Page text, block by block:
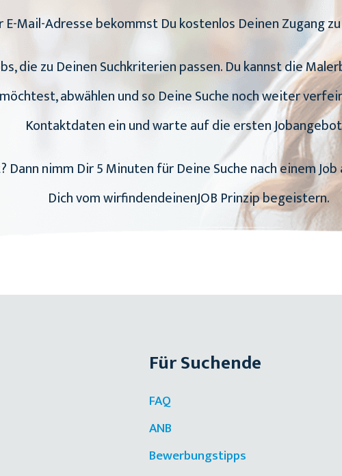
Mail-Adresse bekommst Du kostenlos Deinen Zugang
die zu Deinen Suchkriterien passen. Du kannst die
abwählen und so Deine Suche noch weiter
Kontaktdaten ein und warte auf die ersten
Dann nimm Dir 5 Minuten für Deine Suche nach einem
Dich vom wirfindendeinenJOB Prinzip begeistern.
Für Suchende
FAQ
ANB
Bewerbungstipps